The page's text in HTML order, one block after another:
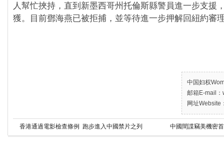
人幫忙挾持，直到新墨西哥州托倫斯縣警員進一步支援
獲。目前鄧海燕已被拒捕，並等待進一步押解回紐約審
中国妇权
邮箱E-mail
网址Website
香港通過電影檢查條例 跑步進入中國禁片之列 中國間諜竊美機密